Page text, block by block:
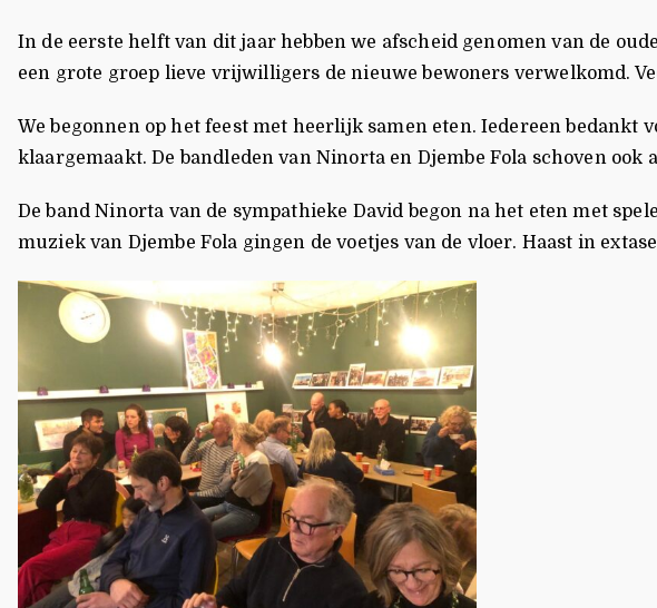
In de eerste helft van dit jaar hebben we afscheid genomen van de
een grote groep lieve vrijwilligers de nieuwe bewoners verwelkomd.
We begonnen op het feest met heerlijk samen eten. Iedereen bedankt
klaargemaakt. De bandleden van Ninorta en Djembe Fola schoven ook
De band Ninorta van de sympathieke David begon na het eten met
muziek van Djembe Fola gingen de voetjes van de vloer. Haast in